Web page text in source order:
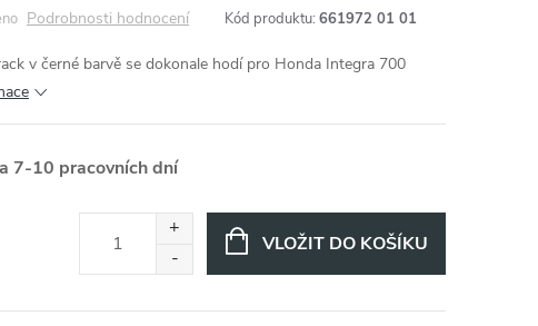
Podrobnosti hodnocení Kód produktu: 661972 01 01
v černé barvě se dokonale hodí pro Honda Integra 700
7-10 pracovních dní
VLOŽIT DO KOŠÍKU